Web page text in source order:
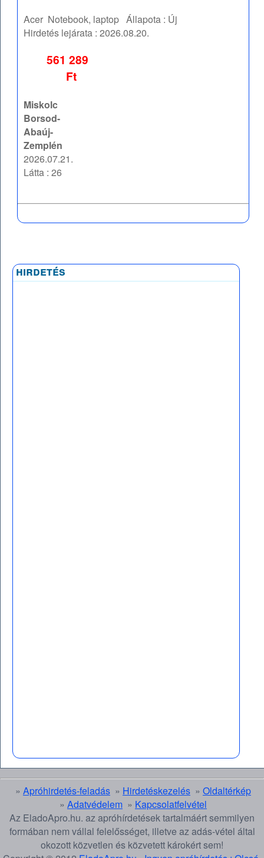
Acer Notebook, laptop Állapota : Új
Hirdetés lejárata :2026.08.20.
561 289
Ft
Miskolc
Borsod-
Abaúj-
Zemplén
2026.07.21.
Látta : 26
hirdetés
» Apróhirdetés-feladás » Hirdetéskezelés » Oldaltérkép
» Adatvédelem » Kapcsolatfelvétel
Az EladoApro.hu. az apróhírdetések tartalmáért semmilyen
formában nem vállal felelősséget, illetve az adás-vétel által
okozott közvetlen és közvetett károkért sem!